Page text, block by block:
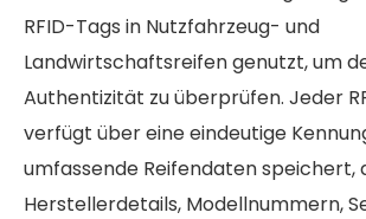
RFID-Tags in Nutzfahrzeug- und
Landwirtschaftsreifen genutzt, um
Authentizität zu überprüfen. Jeder
verfügt über eine eindeutige
umfassende Reifendaten speichert,
Herstellerdetails, Modellnummern,